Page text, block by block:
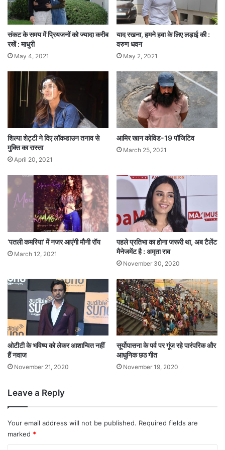
वर्षीय अभिनेत्री की उनसे मुलाकात हुई थी।
Tags
संकट के समय में प्रियजनों को ज्यादा करीब
रखें : माधुरी
May 4, 2021
याद रखना, हमने हवा के लिए लड़ाई की :
वरुण धवन
May 2, 2021
शिल्पा शेट्टी ने दिए लॉकडाउन तनाव से
मुक्ति का रास्ता
April 20, 2021
आमिर खान कोविड-19 पॉजिटिव
March 25, 2021
‘पतली कमरिया’ में नजर आएंगी मौनी रॉय
March 12, 2021
पहले प्रतिभा का होना जरूरी था, अब टैलेंट
मैनेजमेंट है : अमृता राव
November 30, 2020
ओटीटी के भविष्य को लेकर आशान्वित नहीं
हैं नवाज
November 21, 2020
सूर्योपासना के पर्व पर गूंज रहे पारंपरिक और
आधुनिक छठ गीत
November 19, 2020
Leave a Reply
Your email address will not be published. Required fields are
marked *